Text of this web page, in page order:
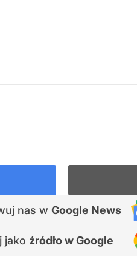
nas w Google News
jako źródło w Google